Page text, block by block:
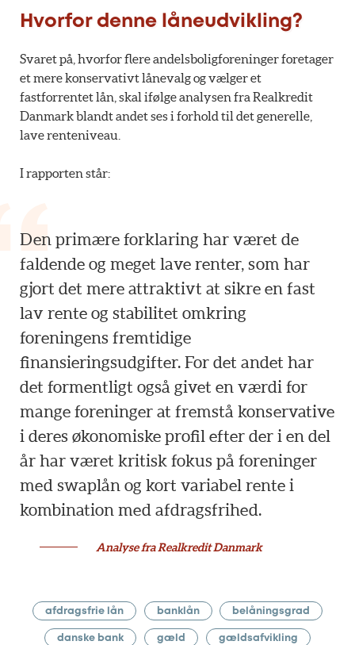
Hvorfor denne låneudvikling?
Svaret på, hvorfor flere andelsboligforeninger foretager
et mere konservativt lånevalg og vælger et
fastforrentet lån, skal ifølge analysen fra Realkredit
Danmark blandt andet ses i forhold til det generelle,
lave renteniveau.
I rapporten står:
Den primære forklaring har været de
faldende og meget lave renter, som har
gjort det mere attraktivt at sikre en fast
lav rente og stabilitet omkring
foreningens fremtidige
finansieringsudgifter. For det andet har
det formentligt også givet en værdi for
mange foreninger at fremstå konservative
i deres økonomiske profil efter der i en del
år har været kritisk fokus på foreninger
med swaplån og kort variabel rente i
kombination med afdragsfrihed.
Analyse fra Realkredit Danmark
afdragsfrie lån banklån belåningsgrad
danske bank gæld gældsafvikling